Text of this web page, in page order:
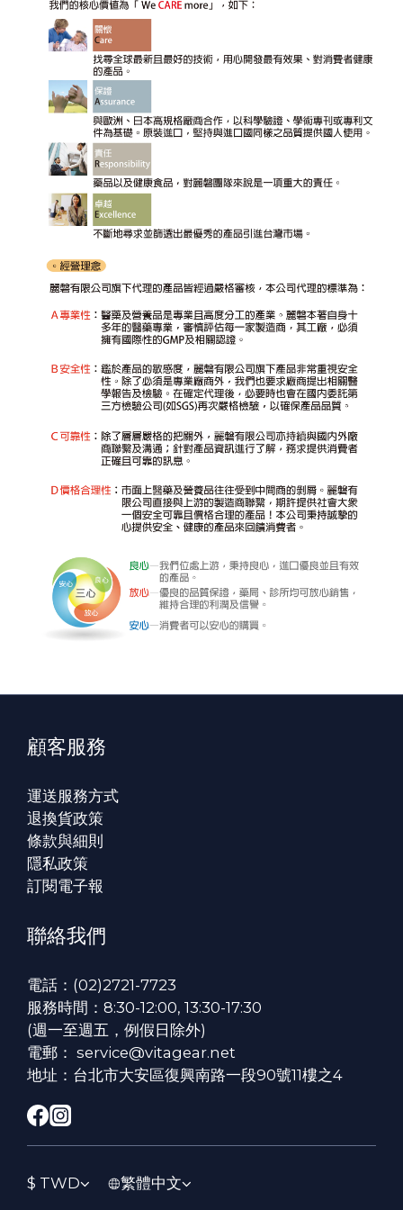
顧客服務
運送服務方式
退換貨政策
條款與細則
隱私政策
訂閱電子報
聯絡我們
電話：(02)2721-7723
服務時間：8:30-12:00, 13:30-17:30
(週一至週五，例假日除外)
電郵： service@vitagear.net
地址：台北市大安區復興南路一段90號11樓之4
$ TWD 繁體中文